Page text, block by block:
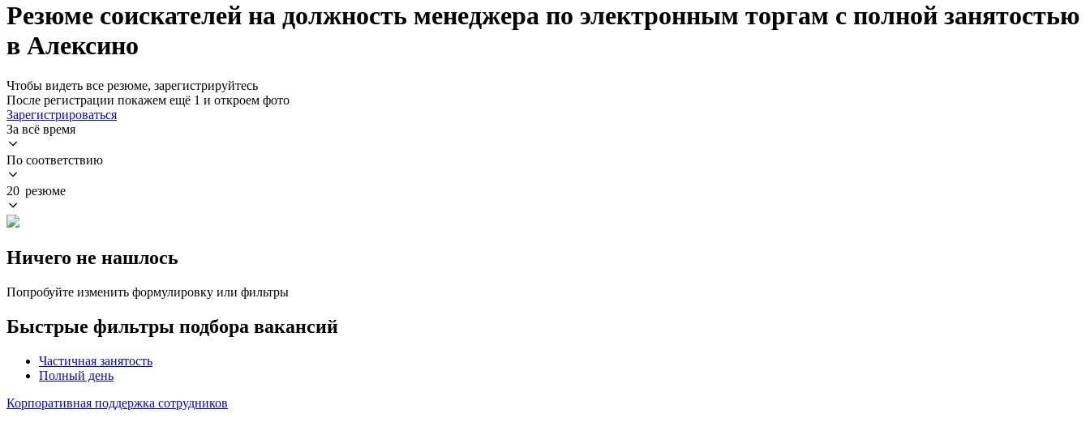
Резюме соискателей на должность менеджера по электронным торгам с полной занятостью
в Алексино
Чтобы видеть все резюме, зарегистрируйтесь
После регистрации покажем ещё 1 и откроем фото
Зарегистрироваться
За всё время
По соответствию
20 резюме
Ничего не нашлось
Попробуйте изменить формулировку или фильтры
Быстрые фильтры подбора вакансий
Частичная занятость
Полный день
Корпоративная поддержка сотрудников